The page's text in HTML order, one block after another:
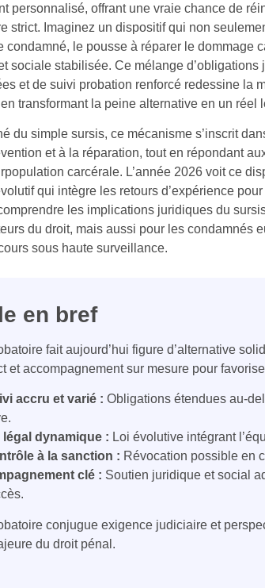
personnalisé, offrant une vraie chance de
strict. Imaginez un dispositif qui non
condamné, le pousse à réparer le dommage
sociale stabilisée. Ce mélange
et de suivi probation renforcé redessine la
transformant la peine alternative en un réel
du simple sursis, ce mécanisme s’inscrit
et à la réparation, tout en répondant
carcérale. L’année 2026 voit ce
qui intègre les retours d’expérience
les implications juridiques du
du droit, mais aussi pour les condamnés
sous haute surveillance.
en bref
fait aujourd’hui figure d’alternative
et accompagnement sur mesure pour
accru et varié : Obligations étendues au-
légal dynamique : Loi évolutive intégrant
à la sanction : Révocation possible en
clé : Soutien juridique et social
conjugue exigence judiciaire et
du droit pénal.